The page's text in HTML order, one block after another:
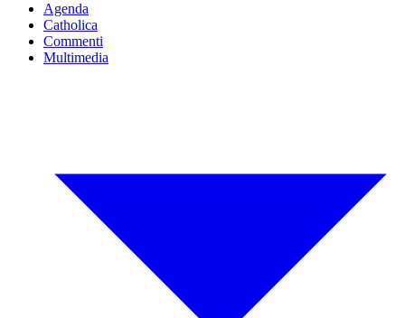
Agenda
Catholica
Commenti
Multimedia